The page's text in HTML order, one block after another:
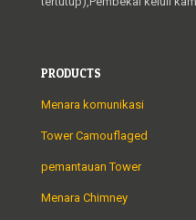
PRODUCTS
Menara komunikasi
Tower Camouflaged
pemantauan Tower
Menara Chimney